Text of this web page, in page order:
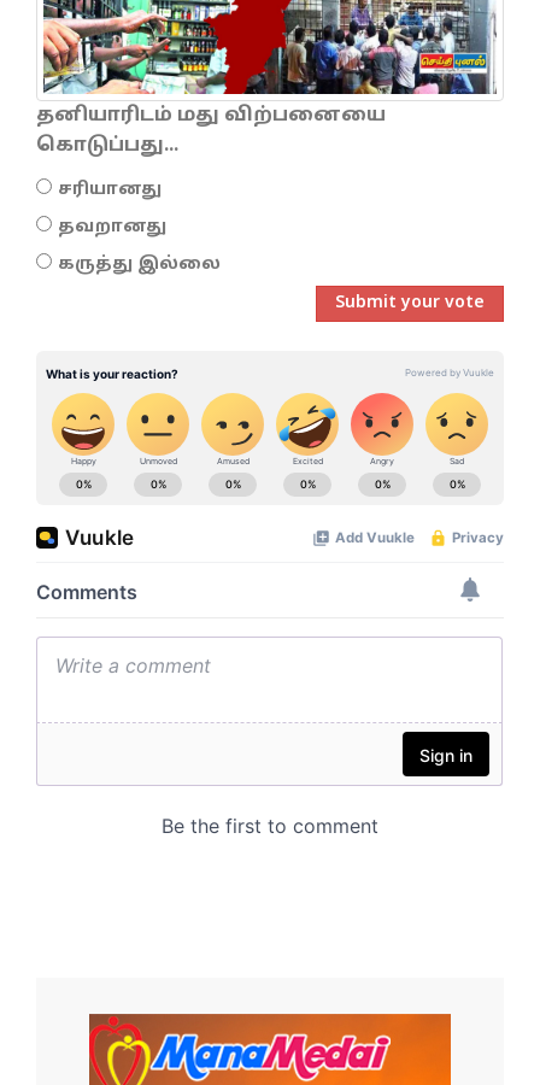
தனியாரிடம் மது விற்பனையை
கொடுப்பது...
சரியானது
தவறானது
கருத்து இல்லை
Submit your vote